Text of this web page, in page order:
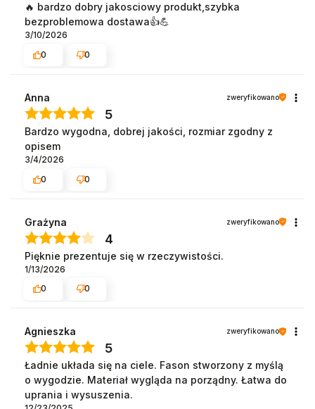
🔥 bardzo dobry jakosciowy produkt,szybka
bezproblemowa dostawa👍️💪
3/10/2026
0
0
Anna zweryfikowano
5
Bardzo wygodna, dobrej jakości, rozmiar zgodny z
opisem
3/4/2026
0
0
Grażyna zweryfikowano
4
Pięknie prezentuje się w rzeczywistości.
1/13/2026
0
0
Agnieszka zweryfikowano
5
Ładnie układa się na ciele. Fason stworzony z myślą
o wygodzie. Materiał wygląda na porządny. Łatwa do
uprania i wysuszenia.